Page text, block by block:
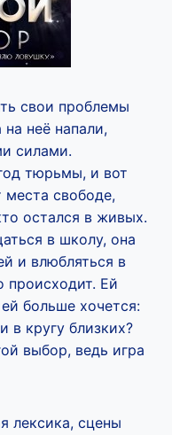
свои проблемы
неё напали,
силами.
тюрьмы, и вот
места свободе,
остался в живых.
в школу, она
и влюбляться в
происходит. Ей
больше хочется:
в кругу близких?
выбор, ведь игра
лексика, сцены